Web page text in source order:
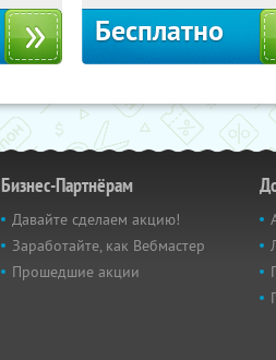
Бесплатно
Бизнес-Партнёрам
Давайте сделаем акцию!
Заработайте, как Вебмастер
Прошедшие акции